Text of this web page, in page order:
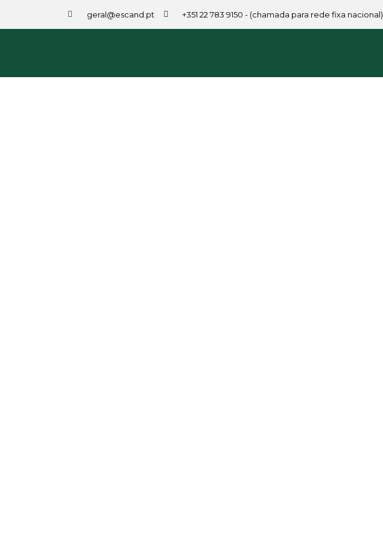
geral@escand.pt +351 22 783 9150 - (chamada para rede fixa nacional)